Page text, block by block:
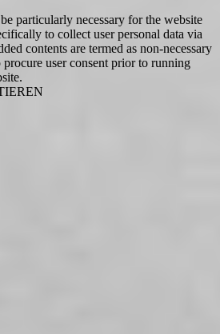
particularly necessary for the website
to collect user personal data via
contents are termed as non-necessary
user consent prior to running